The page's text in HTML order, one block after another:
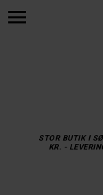
STOR BUTIK I
KR. -